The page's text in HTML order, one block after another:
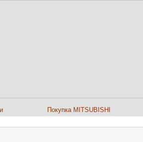
Покупка MITSUBISHI